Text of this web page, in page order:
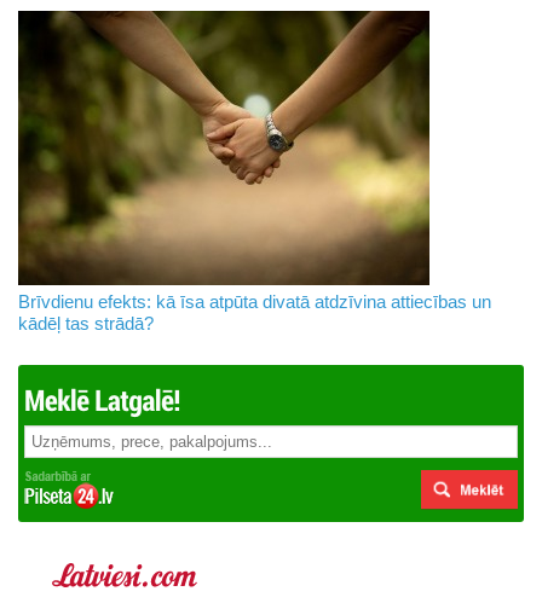
Brīvdienu efekts: kā īsa atpūta divatā atdzīvina attiecības un
kādēļ tas strādā?